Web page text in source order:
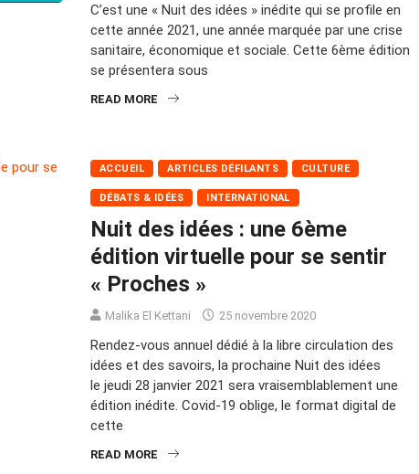
C’est une « Nuit des idées » inédite qui se profile en
cette année 2021, une année marquée par une crise
sanitaire, économique et sociale. Cette 6ème édition
se présentera sous
READ MORE
ACCUEIL ARTICLES DÉFILANTS CULTURE
DÉBATS & IDÉES INTERNATIONAL
Nuit des idées : une 6ème
édition virtuelle pour se sentir
« Proches »
Malika El Kettani 25 novembre 2020
Rendez-vous annuel dédié à la libre circulation des
idées et des savoirs, la prochaine Nuit des idées
le jeudi 28 janvier 2021 sera vraisemblablement une
édition inédite. Covid-19 oblige, le format digital de
cette
READ MORE